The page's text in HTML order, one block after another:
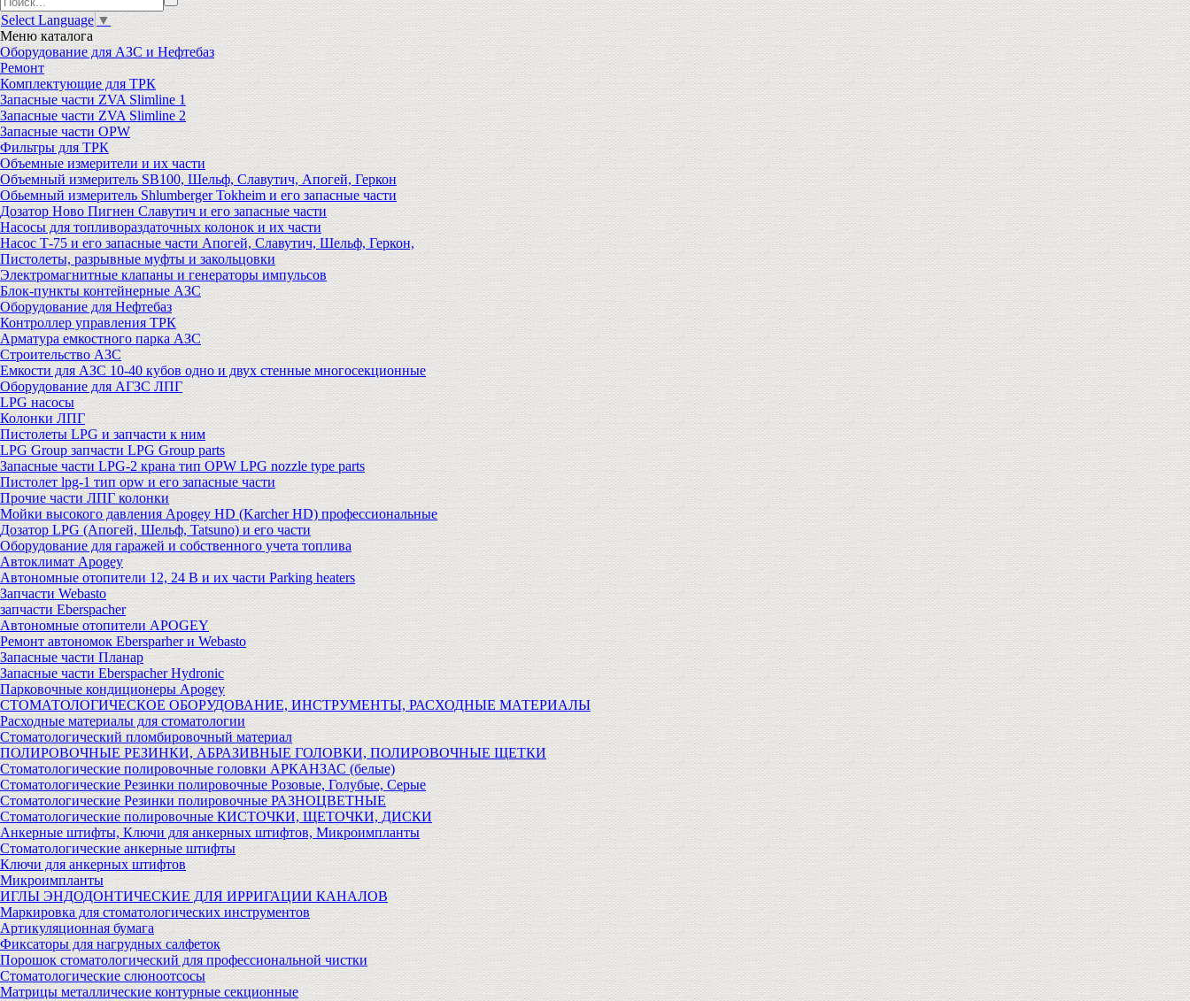
Select Language ▼
Меню каталога
Оборудование для АЗС и Нефтебаз
Ремонт
Комплектующие для ТРК
Запасные части ZVA Slimline 1
Запасные части ZVA Slimline 2
Запасные части OPW
Фильтры для ТРК
Объемные измерители и их части
Объемный измеритель SB100, Шельф, Славутич, Апогей, Геркон
Обьемный измеритель Shlumberger Tokheim и его запасные части
Дозатор Ново Пигнен Славутич и его запасные части
Насосы для топливораздаточных колонок и их части
Насос Т-75 и его запасные части Апогей, Славутич, Шельф, Геркон,
Пистолеты, разрывные муфты и закольцовки
Электромагнитные клапаны и генераторы импульсов
Блок-пункты контейнерные АЗС
Оборудование для Нефтебаз
Контроллер управления ТРК
Арматура емкостного парка АЗС
Строительство АЗС
Емкости для АЗС 10-40 кубов одно и двух стенные многосекционные
Оборудование для АГЗС ЛПГ
LPG насосы
Колонки ЛПГ
Пистолеты LPG и запчасти к ним
LPG Group запчасти LPG Group parts
Запасные части LPG-2 крана тип OPW LPG nozzle type parts
Пистолет lpg-1 тип opw и его запасные части
Прочие части ЛПГ колонки
Мойки высокого давления Apogey HD (Karcher HD) профессиональные
Дозатор LPG (Апогей, Шельф, Tatsuno) и его части
Оборудование для гаражей и собственного учета топлива
Автоклимат Apogey
Автономные отопители 12, 24 В и их части Parking heaters
Запчасти Webasto
запчасти Eberspacher
Автономные отопители APOGEY
Ремонт автономок Ebersparher и Webasto
Запасные части Планар
Запасные части Eberspacher Hydronic
Парковочные кондиционеры Apogey
СТОМАТОЛОГИЧЕСКОЕ ОБОРУДОВАНИЕ, ИНСТРУМЕНТЫ, РАСХОДНЫЕ МАТЕРИАЛЫ
Расходные материалы для стоматологии
Стоматологический пломбировочный материал
ПОЛИРОВОЧНЫЕ РЕЗИНКИ, АБРАЗИВНЫЕ ГОЛОВКИ, ПОЛИРОВОЧНЫЕ ЩЕТКИ
Стоматологические полировочные головки АРКАНЗАС (белые)
Стоматологические Резинки полировочные Розовые, Голубые, Серые
Стоматологические Резинки полировочные РАЗНОЦВЕТНЫЕ
Стоматологические полировочные КИСТОЧКИ, ЩЕТОЧКИ, ДИСКИ
Анкерные штифты, Ключи для анкерных штифтов, Микроимпланты
Стоматологические анкерные штифты
Ключи для анкерных штифтов
Микроимпланты
ИГЛЫ ЭНДОДОНТИЧЕСКИЕ ДЛЯ ИРРИГАЦИИ КАНАЛОВ
Маркировка для стоматологических инструментов
Артикуляционная бумага
Фиксаторы для нагрудных салфеток
Порошок стоматологический для профессиональной чистки
Стоматологические слюноотсосы
Матрицы металлические контурные секционные